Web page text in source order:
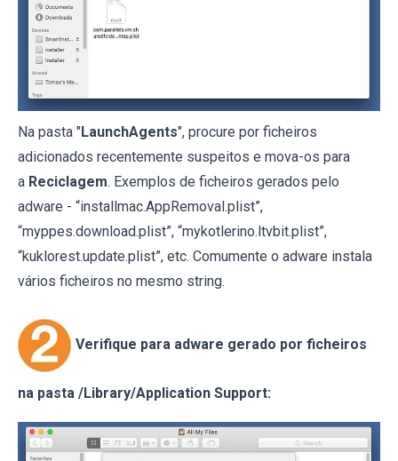
Na pasta "LaunchAgents", procure por ficheiros
adicionados recentemente suspeitos e mova-os para
a Reciclagem. Exemplos de ficheiros gerados pelo
adware - “installmac.AppRemoval.plist”,
“myppes.download.plist”, “mykotlerino.ltvbit.plist”,
“kuklorest.update.plist”, etc. Comumente o adware instala
vários ficheiros no mesmo string.
Verifique para adware gerado por ficheiros
na pasta /Library/Application Support: